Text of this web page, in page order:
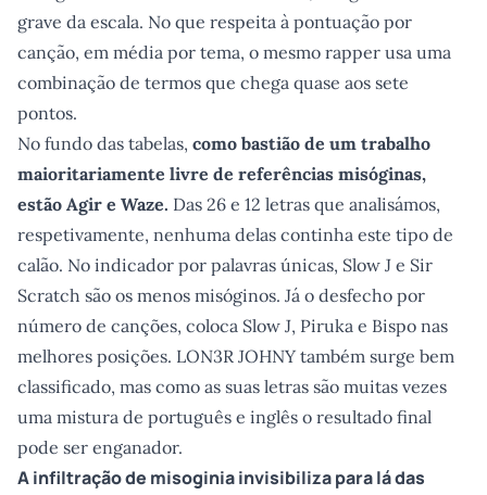
grave da escala. No que respeita à pontuação por
canção, em média por tema, o mesmo rapper usa uma
combinação de termos que chega quase aos sete
pontos.
No fundo das tabelas, como bastião de um trabalho
maioritariamente livre de referências misóginas,
estão Agir e Waze. Das 26 e 12 letras que analisámos,
respetivamente, nenhuma delas continha este tipo de
calão. No indicador por palavras únicas, Slow J e Sir
Scratch são os menos misóginos. Já o desfecho por
número de canções, coloca Slow J, Piruka e Bispo nas
melhores posições. LON3R JOHNY também surge bem
classificado, mas como as suas letras são muitas vezes
uma mistura de português e inglês o resultado final
pode ser enganador.
A infiltração de misoginia invisibiliza para lá das